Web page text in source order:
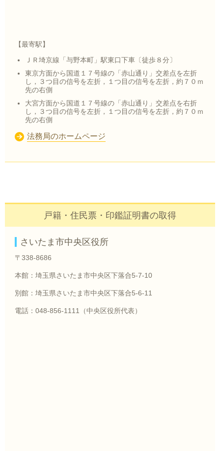
【最寄駅】
ＪＲ埼京線「与野本町」駅東口下車〔徒歩８分〕
東京方面から国道１７号線の「赤山通り」交差点を左折
し，３つ目の信号を左折 ，１つ目の信号を左折，約７０ｍ
先の右側
大宮方面から国道１７号線の「赤山通り」交差点を右折
し，３つ目の信号を左折 ，１つ目の信号を左折，約７０ｍ
先の右側
法務局のホームページ
戸籍・住民票・印鑑証明書の取得
さいたま市中央区役所
〒338-8686
本館：埼玉県さいたま市中央区下落合5-7-10
別館：埼玉県さいたま市中央区下落合5-6-11
電話：048-856-1111（中央区役所代表）